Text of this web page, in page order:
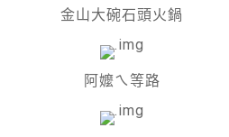
金山大碗石頭火鍋
阿嬤ㄟ等路